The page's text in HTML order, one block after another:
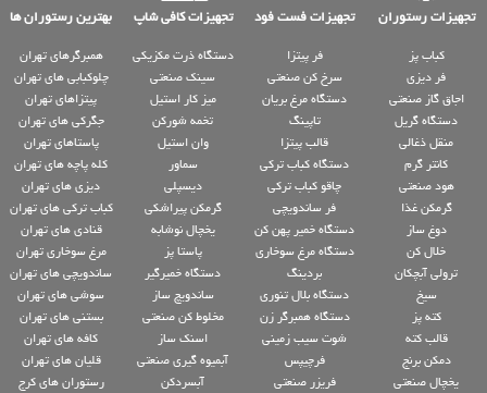
تجهیزات رستوران تجهیزات فست فود تجهیزات کافی شاپ بهترین رستوران ها
کباب پز
فر دیزی
اجاق گاز صنعتی
دستگاه گریل
منقل ذغالی
کانتر گرم
هود صنعتی
گرمکن غذا
دوغ ساز
خلال کن
ترولی آبچکان
سیخ
کته پز
قالب کته
دمکن برنج
یخچال صنعتی
فر پیتزا
سرخ کن صنعتی
دستگاه مرغ بریان
تاپینگ
قالب پیتزا
دستگاه کباب ترکی
چاقو کباب ترکی
فر ساندویچی
دستگاه خمیر پهن کن
دستگاه مرغ سوخاری
بردینگ
دستگاه بلال تنوری
دستگاه همبرگر زن
شوت سیب زمینی
فرچیپس
فریزر صنعتی
دستگاه ذرت مکزیکی
سینک صنعتی
میز کار استیل
تخمه شورکن
وان استیل
سماور
دیسپلی
گرمکن پیراشکی
یخچال نوشابه
پاستا پز
دستگاه خمیرگیر
ساندویچ ساز
مخلوط کن صنعتی
اسنک ساز
آبمیوه گیری صنعتی
آبسردکن
همبرگرهای تهران
چلوکبابی های تهران
پیتزاهای تهران
جگرکی های تهران
پاستاهای تهران
کله پاچه های تهران
دیزی های تهران
کباب ترکی های تهران
قنادی های تهران
مرغ سوخاری تهران
ساندویچی های تهران
سوشی های تهران
بستنی های تهران
کافه های تهران
قلیان های تهران
رستوران های کرج